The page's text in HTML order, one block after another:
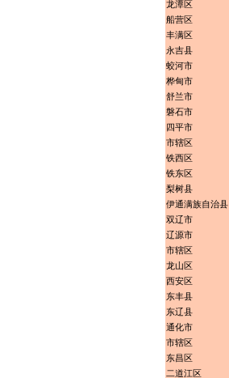
龙潭区
船营区
丰满区
永吉县
蛟河市
桦甸市
舒兰市
磐石市
四平市
市辖区
铁西区
铁东区
梨树县
伊通满族自治县
双辽市
辽源市
市辖区
龙山区
西安区
东丰县
东辽县
通化市
市辖区
东昌区
二道江区